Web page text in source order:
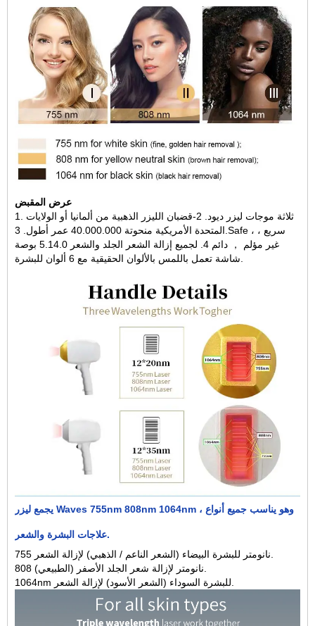
عرض المقبض
1. ثلاثة موجات ليزر ديود. 2-قضبان الليزر الذهبية من ألمانيا أو الولايات
المتحدة الأمريكية منحوتة 40.000.000 عمر أطول. 3.Safe ، سريع ،
غير مؤلم ， دائم 4. لجميع إزالة الشعر الجلد والشعر 5.14.0 بوصة
يجمع ليزر Waves 755nm 808nm 1064nm ، وهو يناسب جميع أنواع
علاجات البشرة والشعر.
755 نانومتر للبشرة البيضاء (الشعر الناعم / الذهبي) لإزالة الشعر.
808 نانومتر لإزالة شعر الجلد الأصفر (الطبيعي).
1064nm للبشرة السوداء (الشعر الأسود) لإزالة الشعر.